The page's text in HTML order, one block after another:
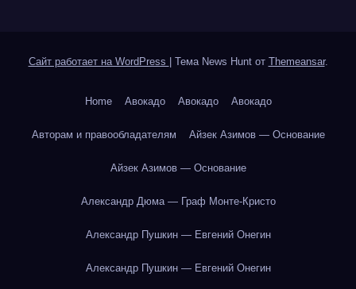
Сайт работает на WordPress Тема News Hunt от Themeansar.
Home Авокадо Авокадо Авокадо
Авторам и правообладателям Айзек Азимов — Основание
Айзек Азимов — Основание
Александр Дюма — Граф Монте-Кристо
Александр Пушкин — Евгений Онегин
Александр Пушкин — Евгений Онегин